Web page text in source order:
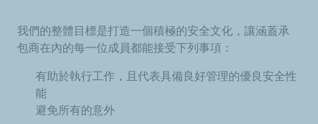
我們的整體目標是打造一個積極的安全文化，讓涵蓋承
包商在內的每一位成員都能接受下列事項：
有助於執行工作，且代表具備良好管理的優良安全性
能
避免所有的意外